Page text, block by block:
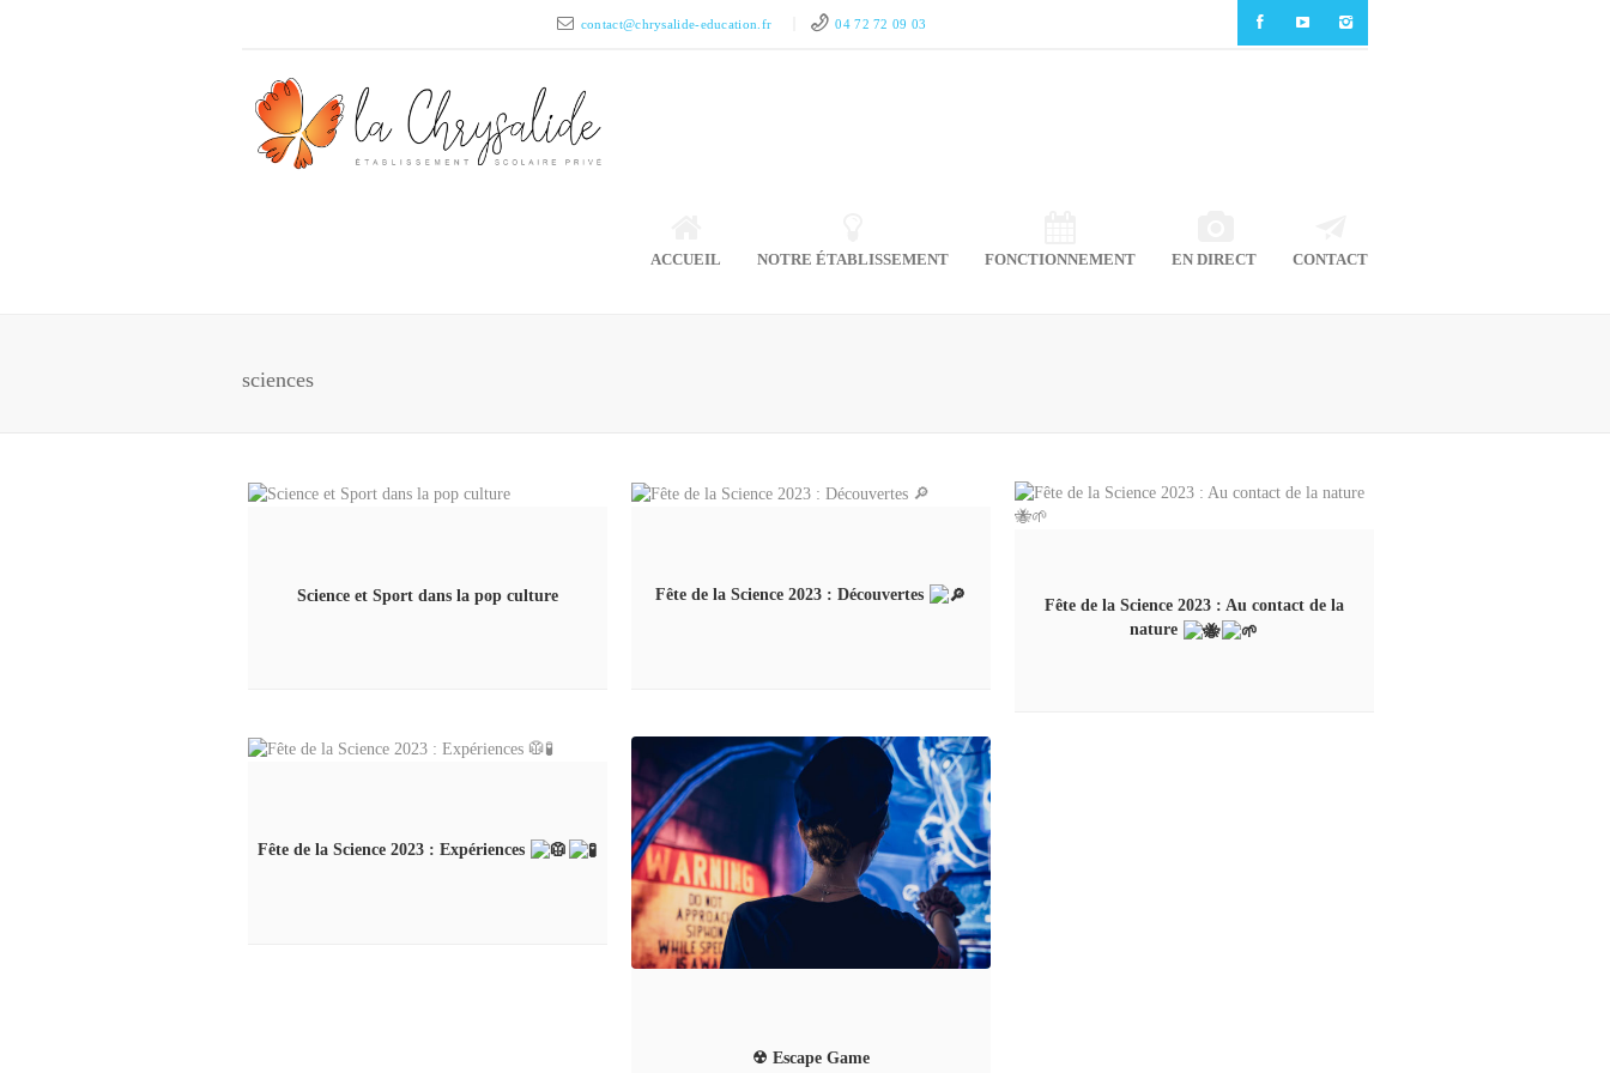
contact@chrysalide-education.fr 04 72 72 09 03
ACCUEIL NOTRE ÉTABLISSEMENT FONCTIONNEMENT EN DIRECT CONTACT
sciences
Science et Sport dans la pop culture Fête de la Science 2023 : Découvertes
Fête de la Science 2023 : Au contact de la
nature
Fête de la Science 2023 : Expériences
☢ Escape Game